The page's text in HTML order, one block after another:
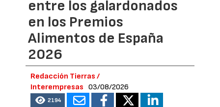
entre los galardonados
en los Premios
Alimentos de España
2026
Redacción Tierras /
Interempresas
03/08/2026
2194